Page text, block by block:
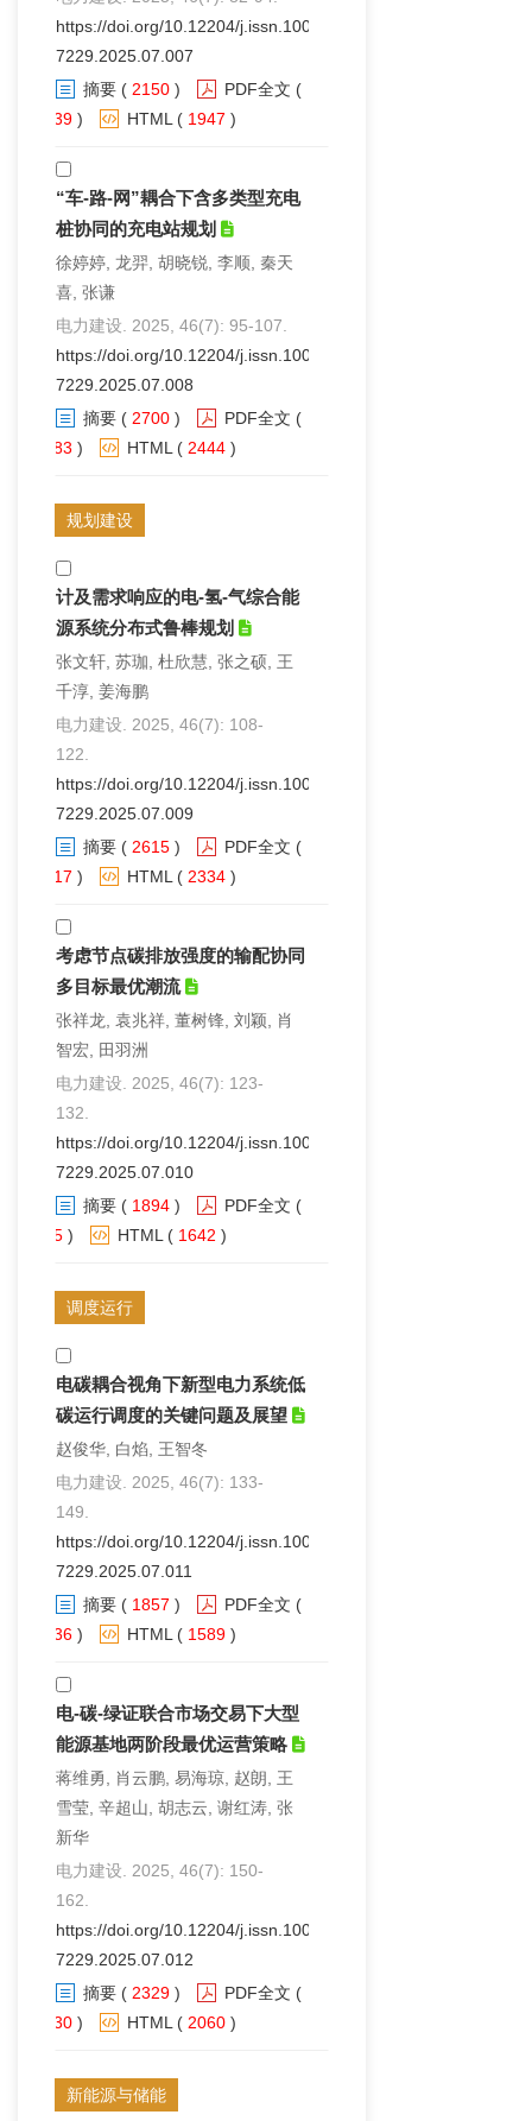
https://doi.org/10.12204/j.issn.1000-
7229.2025.07.007
摘要 ( 2150 ) PDF全文 (
139 ) HTML ( 1947 )
“车-路-网”耦合下含多类型充电
桩协同的充电站规划
徐婷婷, 龙羿, 胡晓锐, 李顺, 秦天
喜, 张谦
电力建设. 2025, 46(7): 95-107.
https://doi.org/10.12204/j.issn.1000-
7229.2025.07.008
摘要 ( 2700 ) PDF全文 (
783 ) HTML ( 2444 )
规划建设
计及需求响应的电-氢-气综合能
源系统分布式鲁棒规划
张文轩, 苏珈, 杜欣慧, 张之硕, 王
千淳, 姜海鹏
电力建设. 2025, 46(7): 108-
122.
https://doi.org/10.12204/j.issn.1000-
7229.2025.07.009
摘要 ( 2615 ) PDF全文 (
117 ) HTML ( 2334 )
考虑节点碳排放强度的输配协同
多目标最优潮流
张祥龙, 袁兆祥, 董树锋, 刘颖, 肖
智宏, 田羽洲
电力建设. 2025, 46(7): 123-
132.
https://doi.org/10.12204/j.issn.1000-
7229.2025.07.010
摘要 ( 1894 ) PDF全文 (
75 ) HTML ( 1642 )
调度运行
电碳耦合视角下新型电力系统低
碳运行调度的关键问题及展望
赵俊华, 白焰, 王智冬
电力建设. 2025, 46(7): 133-
149.
https://doi.org/10.12204/j.issn.1000-
7229.2025.07.011
摘要 ( 1857 ) PDF全文 (
136 ) HTML ( 1589 )
电-碳-绿证联合市场交易下大型
能源基地两阶段最优运营策略
蒋维勇, 肖云鹏, 易海琼, 赵朗, 王
雪莹, 辛超山, 胡志云, 谢红涛, 张
新华
电力建设. 2025, 46(7): 150-
162.
https://doi.org/10.12204/j.issn.1000-
7229.2025.07.012
摘要 ( 2329 ) PDF全文 (
130 ) HTML ( 2060 )
新能源与储能